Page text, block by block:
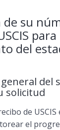
su
del
del
solicitud
de
el